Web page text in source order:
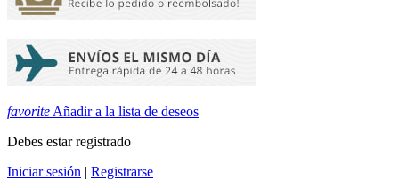
favorite Añadir a la lista de deseos
Debes estar registrado
Iniciar sesión | Registrarse